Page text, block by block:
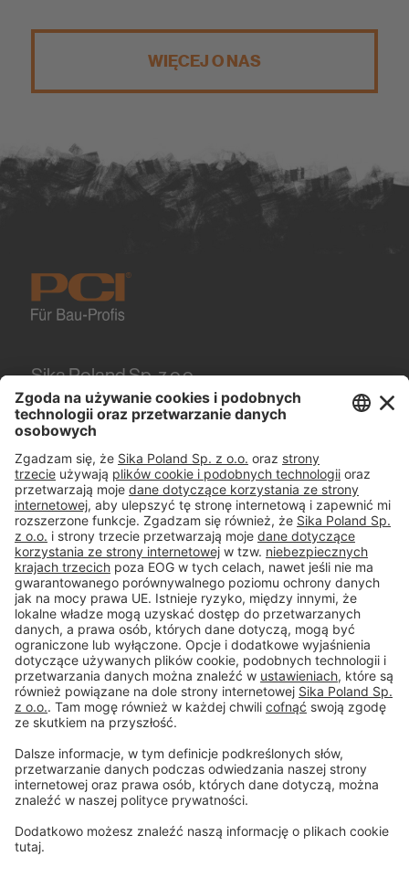
WIĘCEJ O NAS
Sika Poland Sp. z o.o.
Karczunkowska 89
02-871Warszawa
Tel. +48 606 102 281
#PCI
Stopka
Ochrona danych
Ogólne warunki sprzedaży
Zrzeczenie się